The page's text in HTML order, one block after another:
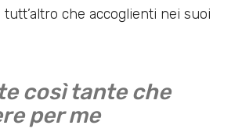
che accoglienti nei suoi
così tante che
per me